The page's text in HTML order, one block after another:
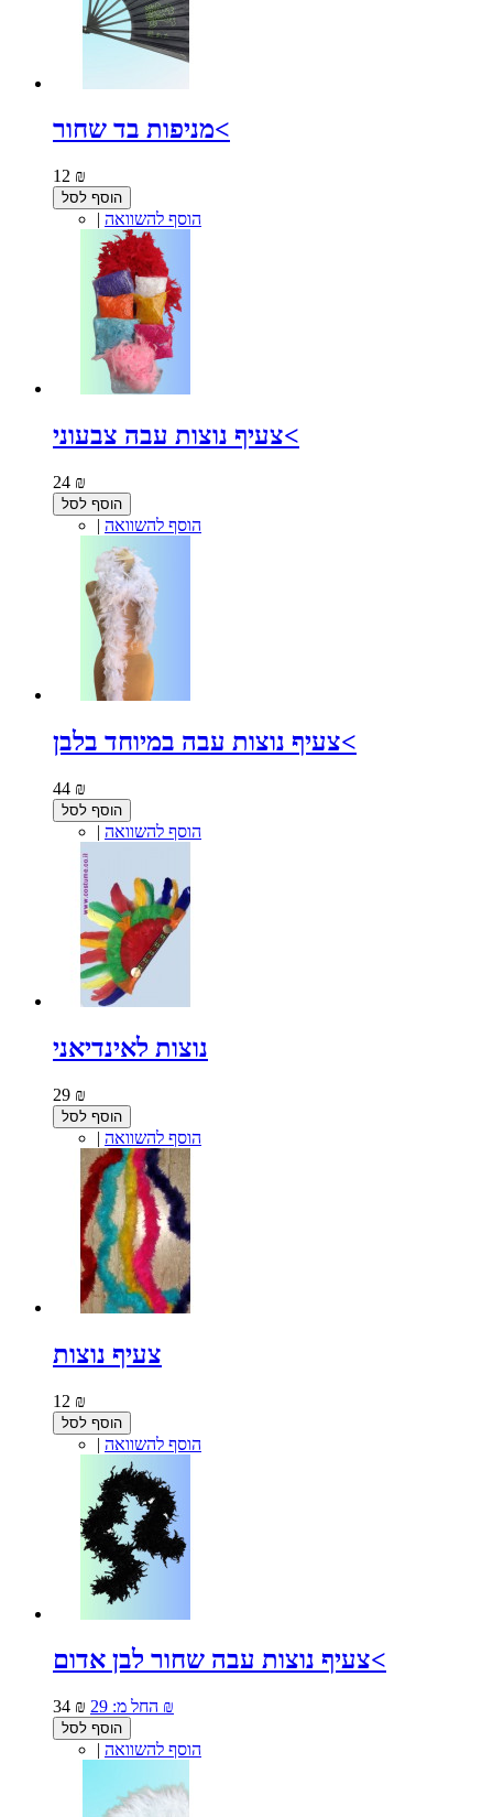
מניפות בד שחור<
12 ₪
הוסף לסל
| הוסף להשוואה
צעיף נוצות עבה צבעוני<
24 ₪
הוסף לסל
| הוסף להשוואה
צעיף נוצות עבה במיוחד בלבן<
44 ₪
הוסף לסל
| הוסף להשוואה
נוצות לאינדיאני
29 ₪
הוסף לסל
| הוסף להשוואה
צעיף נוצות
12 ₪
הוסף לסל
| הוסף להשוואה
צעיף נוצות עבה שחור לבן אדום<
34 ₪ החל מ: 29 ₪
הוסף לסל
| הוסף להשוואה